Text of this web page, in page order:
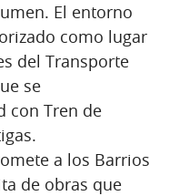
El entorno
como lugar
del Transporte
se
con Tren de
a los Barrios
de obras que